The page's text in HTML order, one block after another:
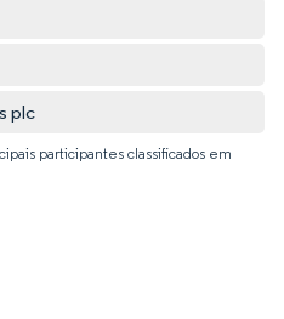
plc
participantes classificados em